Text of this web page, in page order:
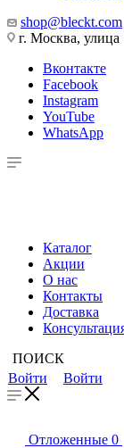
shop@bleckt.com
г. Москва, улица
Вконтакте
Facebook
Instagram
YouTube
WhatsApp
Каталог
Акции
О нас
Контакты
Доставка
ПОИСК
Войти
Войти
Отложенные 0